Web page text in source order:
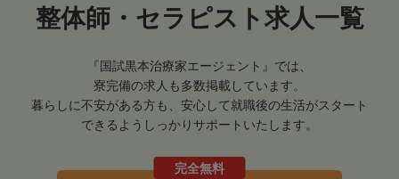
整体師・セラピスト求人一覧
『国試黒本治療家エージェント』では、
寮完備の求人も多数掲載しています。
暮らしに不安がある方も、安心して就職後の生活がスタート
できるようしっかりサポートいたします。
完全無料